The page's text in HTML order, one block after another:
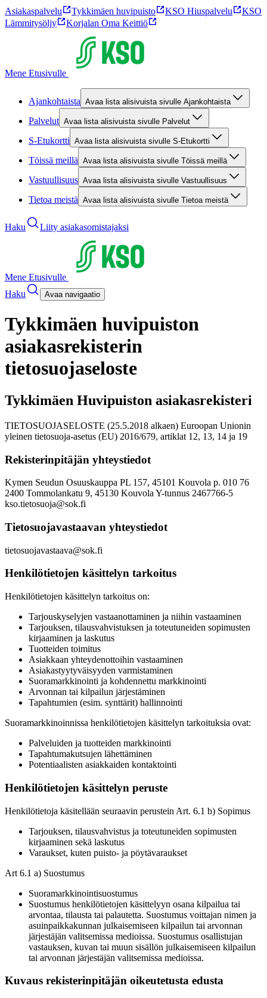
Asiakaspalvelu Tykkimäen huvipuisto KSO Hiuspalvelu
KSO
Lämmitysöljy
Korjalan Oma Keittiö
Mene Etusivulle
Ajankohtaista Avaa lista alisivuista sivulle Ajankohtaista
Palvelut Avaa lista alisivuista sivulle Palvelut
S-Etukortti Avaa lista alisivuista sivulle S-Etukortti
Töissä meillä Avaa lista alisivuista sivulle Töissä meillä
Vastuullisuus Avaa lista alisivuista sivulle Vastuullisuus
Tietoa meistä Avaa lista alisivuista sivulle Tietoa meistä
Haku Liity asiakasomistajaksi
Mene Etusivulle
Haku
Avaa navigaatio
Tykkimäen huvipuiston
asiakasrekisterin
tietosuojaseloste
Tykkimäen Huvipuiston asiakasrekisteri
TIETOSUOJASELOSTE (25.5.2018 alkaen) Euroopan Unionin
yleinen tietosuoja-asetus (EU) 2016/679, artiklat 12, 13, 14 ja 19
Rekisterinpitäjän yhteystiedot
Kymen Seudun Osuuskauppa PL 157, 45101 Kouvola p. 010 76
2400 Tommolankatu 9, 45130 Kouvola Y-tunnus 2467766-5
kso.tietosuoja@sok.fi
Tietosuojavastaavan yhteystiedot
tietosuojavastaava@sok.fi
Henkilötietojen käsittelyn tarkoitus
Henkilötietojen käsittelyn tarkoitus on:
Tarjouskyselyjen vastaanottaminen ja niihin vastaaminen
Tarjouksen, tilausvahvistuksen ja toteutuneiden sopimusten
kirjaaminen ja laskutus
Tuotteiden toimitus
Asiakkaan yhteydenottoihin vastaaminen
Asiakastyytyväisyyden varmistaminen
Suoramarkkinointi ja kohdennettu markkinointi
Arvonnan tai kilpailun järjestäminen
Tapahtumien (esim. synttärit) hallinnointi
Suoramarkkinoinnissa henkilötietojen käsittelyn tarkoituksia ovat:
Palveluiden ja tuotteiden markkinointi
Tapahtumakutsujen lähettäminen
Potentiaalisten asiakkaiden kontaktointi
Henkilötietojen käsittelyn peruste
Henkilötietoja käsitellään seuraavin perustein Art. 6.1 b) Sopimus
Tarjouksen, tilausvahvistus ja toteutuneiden sopimusten
kirjaaminen sekä laskutus
Varaukset, kuten puisto- ja pöytävaraukset
Art 6.1 a) Suostumus
Suoramarkkinointisuostumus
Suostumus henkilötietojen käsittelyyn osana kilpailua tai
arvontaa, tilausta tai palautetta. Suostumus voittajan nimen ja
asuinpaikkakunnan julkaisemiseen kilpailun tai arvonnan
järjestäjän valitsemissa medioissa. Suostumus osallistujan
vastauksen, kuvan tai muun sisällön julkaisemiseen kilpailun
tai arvonnan järjestäjän valitsemissa medioissa.
Kuvaus rekisterinpitäjän oikeutetusta edusta